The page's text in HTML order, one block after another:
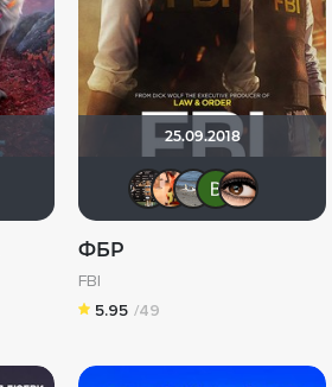
Vladimir Samsonov
DeoniSG85
25.09.2018
ФБР
FBI
5.95 /49